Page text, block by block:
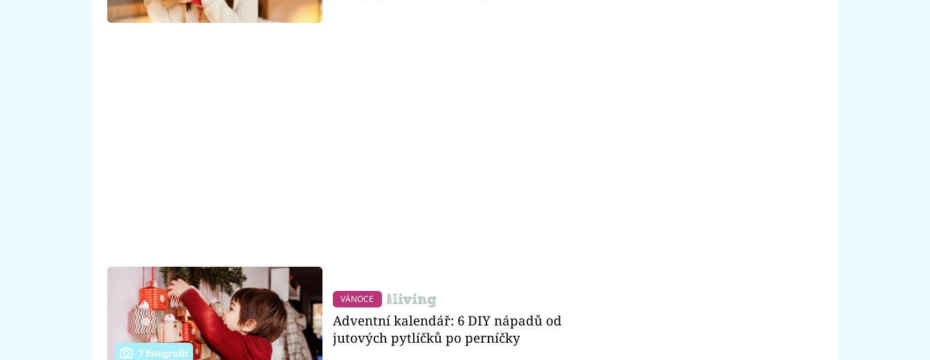
7 fotografií
VÁNOCE
Adventní kalendář: 6 DIY nápadů od
jutových pytlíčků po perníčky